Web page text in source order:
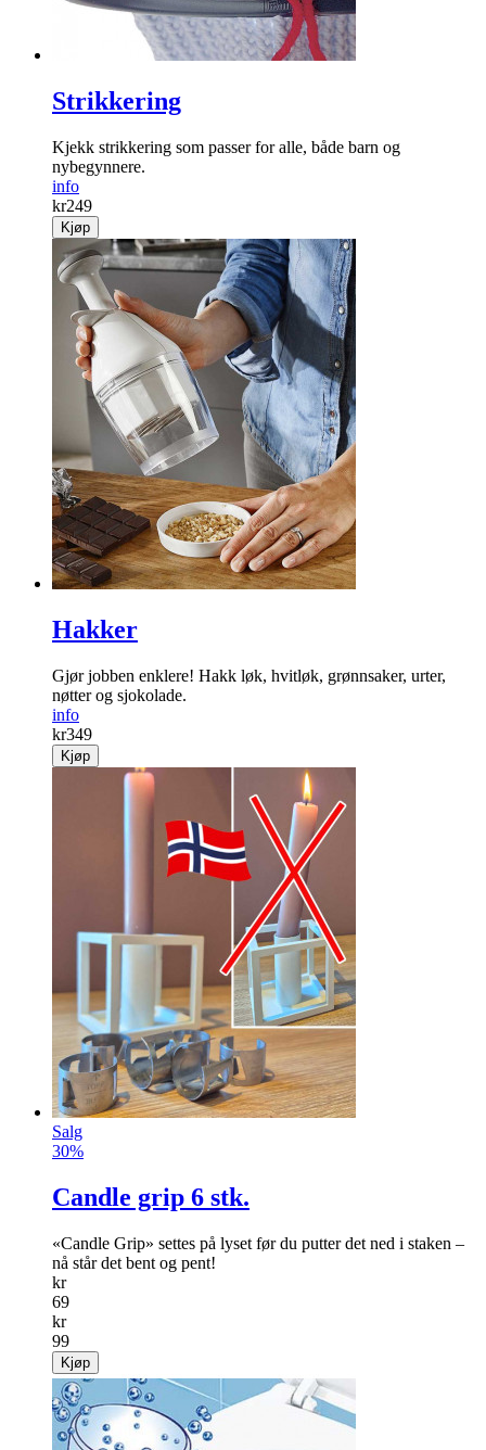
Strikkering
Kjekk strikkering som passer for alle, både barn og
nybegynnere.
info
kr249
Kjøp
Hakker
Gjør jobben enklere! Hakk løk, hvitløk, grønnsaker, urter,
nøtter og sjokolade.
info
kr349
Kjøp
Salg
30%
Candle grip 6 stk.
«Candle Grip» settes på lyset før du putter det ned i staken –
nå står det bent og pent!
kr
69
kr
99
Kjøp